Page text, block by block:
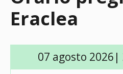
Eraclea
07 agosto 2026|